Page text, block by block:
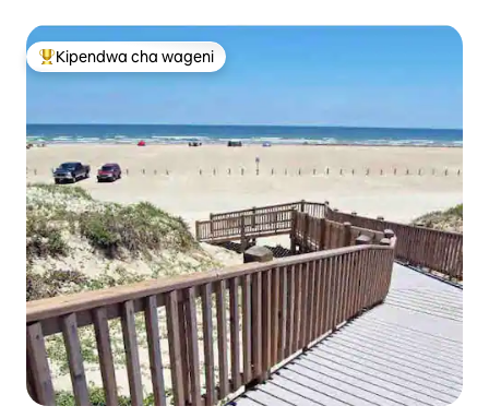
Kipendwa maarufu cha wageni
Kipendwa cha wageni